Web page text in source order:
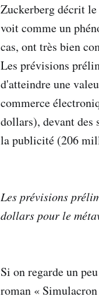
Zuckerberg décrit le
voit comme un
cas, ont très bien
Les prévisions
d'atteindre une
commerce
dollars), devant
la publicité (206
Les prévisions
dollars pour le
Si on regarde un
roman «